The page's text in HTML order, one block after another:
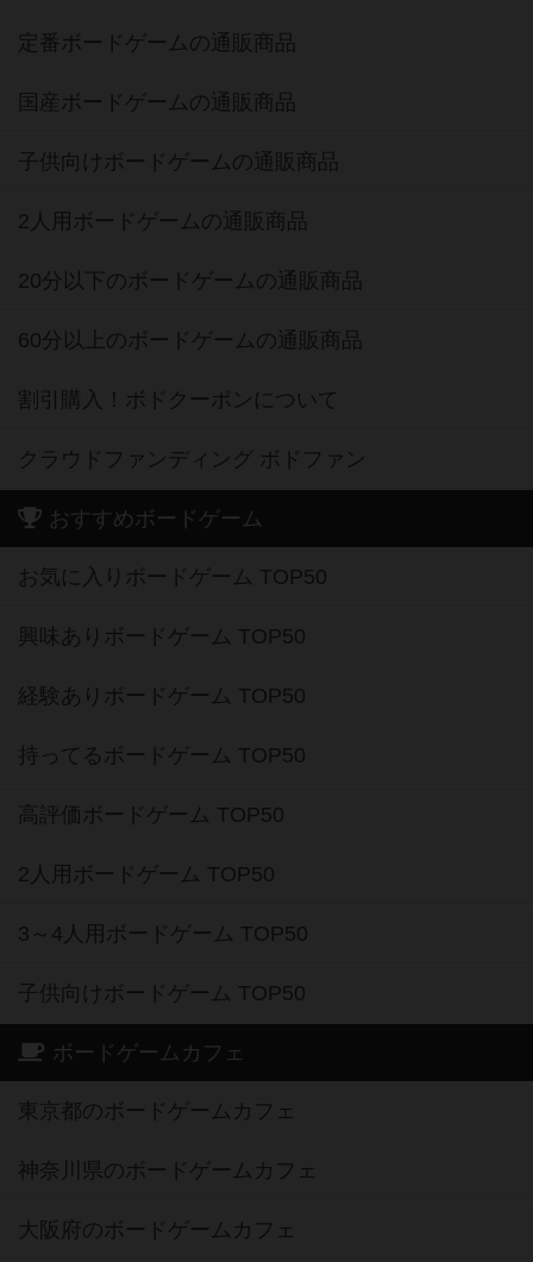
定番ボードゲームの通販商品
国産ボードゲームの通販商品
子供向けボードゲームの通販商品
2人用ボードゲームの通販商品
20分以下のボードゲームの通販商品
60分以上のボードゲームの通販商品
割引購入！ボドクーポンについて
クラウドファンディング ボドファン
おすすめボードゲーム
お気に入りボードゲーム TOP50
興味ありボードゲーム TOP50
経験ありボードゲーム TOP50
持ってるボードゲーム TOP50
高評価ボードゲーム TOP50
2人用ボードゲーム TOP50
3～4人用ボードゲーム TOP50
子供向けボードゲーム TOP50
ボードゲームカフェ
東京都のボードゲームカフェ
神奈川県のボードゲームカフェ
大阪府のボードゲームカフェ